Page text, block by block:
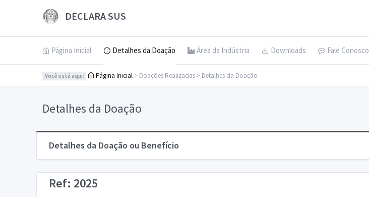
DECLARA SUS
Página Inicial Detalhes da Doação Área da Indústria Downloads Fale Conosco
Você está aqui: Página Inicial > Doações Realizadas > Detalhes da Doação
Detalhes da Doação
Detalhes da Doação ou Benefício
Ref: 2025